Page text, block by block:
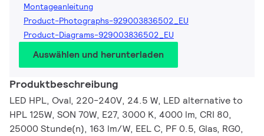
Montageanleitung
Product-Photographs-929003836502_EU
Product-Diagrams-929003836502_EU
Auswählen und herunterladen
Produktbeschreibung
LED HPL, Oval, 220-240V, 24.5 W, LED alternative to
HPL 125W, SON 70W, E27, 3000 K, 4000 lm, CRI 80,
25000 Stunde(n), 163 lm/W, EEL C, PF 0.5, Glas, RG0,